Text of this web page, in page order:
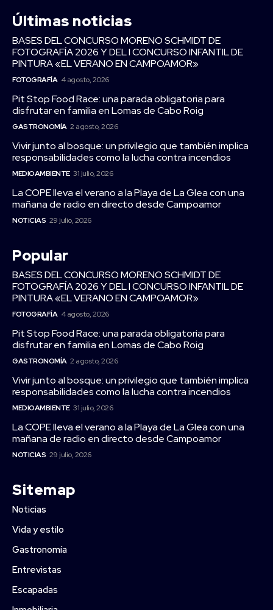
Últimas noticias
BASES DEL CONCURSO MORENO SCHMIDT DE
FOTOGRAFÍA 2026 Y DEL I CONCURSO INFANTIL DE
PINTURA «EL VERANO EN CAMPOAMOR»
FOTOGRAFÍA 4 agosto, 2026
Pit Stop Food Race: una parada obligatoria para
disfrutar en familia en Lomas de Cabo Roig
GASTRONOMÍA 2 agosto, 2026
Vivir junto al bosque: un privilegio que también implica
responsabilidades como la lucha contra incendios
MEDIOAMBIENTE 31 julio, 2026
La COPE lleva el verano a la Playa de La Glea con una
mañana de radio en directo desde Campoamor
NOTICIAS 29 julio, 2026
Popular
BASES DEL CONCURSO MORENO SCHMIDT DE
FOTOGRAFÍA 2026 Y DEL I CONCURSO INFANTIL DE
PINTURA «EL VERANO EN CAMPOAMOR»
FOTOGRAFÍA 4 agosto, 2026
Pit Stop Food Race: una parada obligatoria para
disfrutar en familia en Lomas de Cabo Roig
GASTRONOMÍA 2 agosto, 2026
Vivir junto al bosque: un privilegio que también implica
responsabilidades como la lucha contra incendios
MEDIOAMBIENTE 31 julio, 2026
La COPE lleva el verano a la Playa de La Glea con una
mañana de radio en directo desde Campoamor
NOTICIAS 29 julio, 2026
Sitemap
Noticias
Vida y estilo
Gastronomía
Entrevistas
Escapadas